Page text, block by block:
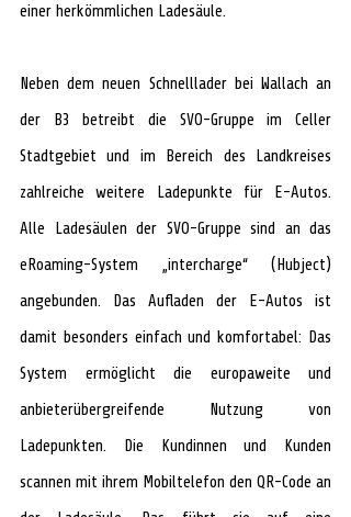
einer herkömmlichen Ladesäule.
Neben dem neuen Schnelllader bei Wallach an
der B3 betreibt die SVO-Gruppe im Celler
Stadtgebiet und im Bereich des Landkreises
zahlreiche weitere Ladepunkte für E-Autos.
Alle Ladesäulen der SVO-Gruppe sind an das
eRoaming-System „intercharge“ (Hubject)
angebunden. Das Aufladen der E-Autos ist
damit besonders einfach und komfortabel: Das
System ermöglicht die europaweite und
anbieterübergreifende Nutzung von
Ladepunkten. Die Kundinnen und Kunden
scannen mit ihrem Mobiltelefon den QR-Code an